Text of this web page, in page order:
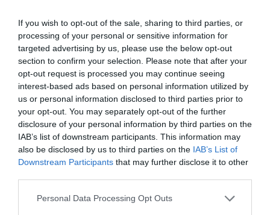
If you wish to opt-out of the sale, sharing to third parties, or
processing of your personal or sensitive information for
targeted advertising by us, please use the below opt-out
section to confirm your selection. Please note that after your
opt-out request is processed you may continue seeing
interest-based ads based on personal information utilized by
us or personal information disclosed to third parties prior to
your opt-out. You may separately opt-out of the further
disclosure of your personal information by third parties on the
IAB’s list of downstream participants. This information may
also be disclosed by us to third parties on the IAB’s List of
Downstream Participants that may further disclose it to other
Please note that this website/app uses one or more Google
Personal Data Processing Opt Outs
PRONEWS.GR /PROVOCATEUR
Η απόλυρη διάλυση ενός κράτους: Ούτε
καν νέες πινακίδες κυκλοφορίας ΙΧ
μπορούν να εκδώσουν!
07.08.2026 | 11:07